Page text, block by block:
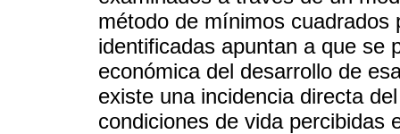
método de mínimos
identificadas apuntan a que se
económica del desarrollo de
existe una incidencia directa
condiciones de vida percibidas